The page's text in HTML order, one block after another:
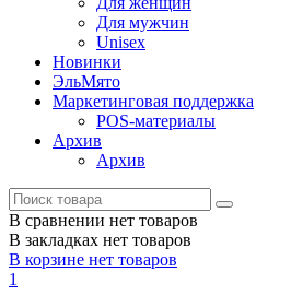
Для мужчин
Unisex
Новинки
ЭльМято
Маркетинговая поддержка
POS-материалы
Архив
Архив
В сравнении нет товаров
В закладках нет товаров
В корзине нет товаров
1